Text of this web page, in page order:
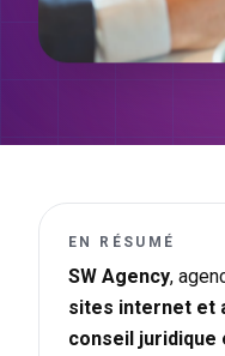
EN RÉSUMÉ
SW Agency,
sites internet et
conseil juridique